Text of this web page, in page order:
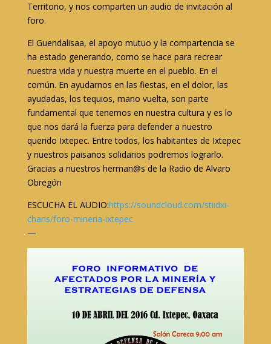
Territorio, y nos comparten un audio de invitación al
foro.
El Guendalisaa, el apoyo mutuo y la compartencia se
ha estado generando, como se hace para recrear
nuestra vida y nuestra muerte en el pueblo. En el
común. En ayudarnos en las fiestas, en el dolor, las
ayudadas, los tequios, mano vuelta, son parte
fundamental que tenemos en nuestra cultura y es lo
que nos dará la fuerza para defender a nuestro
querido Ixtepec. Entre todos, los habitantes de Ixtepec
y nuestros paisanos solidarios podremos lograrlo.
Gracias a nuestros herman@s de la Radio de Alvaro
Obregón
ESCUCHA EL AUDIO:https://soundcloud.com/stiidxi-
charis/foro-mineria-ixtepec
—